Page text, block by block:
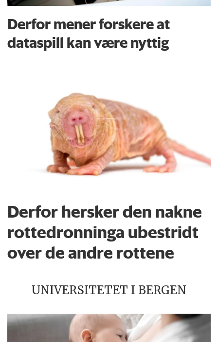
Derfor mener forskere at
dataspill kan være nyttig
Derfor hersker den nakne
rottedronninga ubestridt
over de andre rottene
UNIVERSITETET I BERGEN